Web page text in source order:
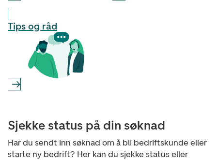
Tips og råd
Sjekke status på din søknad
Har du sendt inn søknad om å bli bedriftskunde eller
starte ny bedrift? Her kan du sjekke status eller